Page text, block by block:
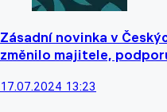
Zásadní novinka v
změnilo majitele,
17.07.2024 13:23